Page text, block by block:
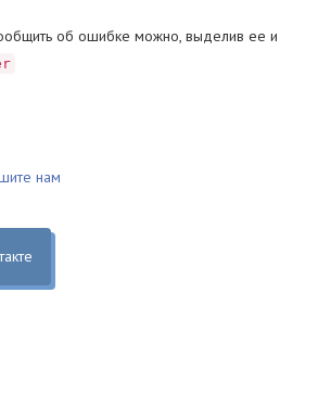
об ошибке можно, выделив ее и
нам